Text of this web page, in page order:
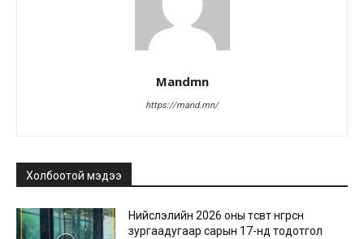
Mandmn
https://mand.mn/
Холбоотой мэдээ
Нийслэлийн 2026 оны төсөвт өнгөрсөн
зургаадугаар сарын 17-нд тодотгол